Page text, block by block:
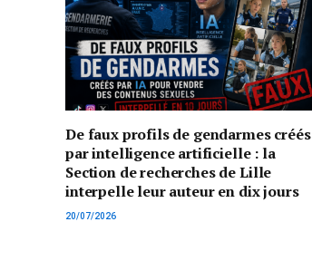
De faux profils de gendarmes créés
par intelligence artificielle : la
Section de recherches de Lille
interpelle leur auteur en dix jours
20/07/2026